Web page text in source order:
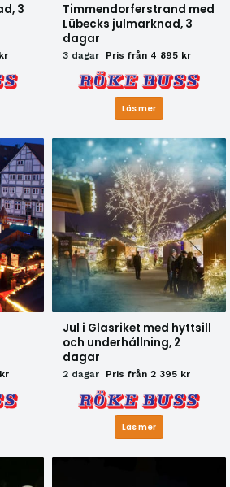
3
Timmendorferstrand med
Lübecks julmarknad, 3
dagar
3 dagar Pris från 4 895 kr
Läs mer
Jul i Glasriket med hyttsill
och underhållning, 2
dagar
2 dagar Pris från 2 395 kr
Läs mer